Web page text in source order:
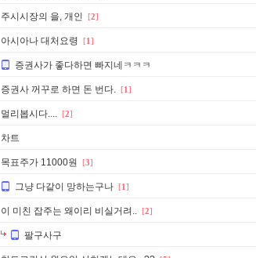
주시시장의 을, 개인 [2]
아시아나 대처요령 [1]
증권사가 좋다하면 빠지네ㅋㅋㅋ
증권사 꺼꾸로 하면 돈 번다. [1]
멀리봅시다.... [2]
차트
목표주가 11000원 [3]
그냥 다같이 망하는구나 [1]
이 미친 잡주는 왜이리 비실거려.. [2]
팔구사구